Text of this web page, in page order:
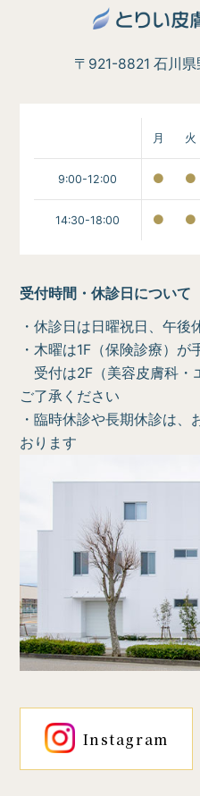
〒921-8821 石川
月 火
9:00-12:00
14:30-18:00
受付時間・休診日について
・休診日は日曜祝日、午後
・木曜は1F（保険診療）が
受付は2F（美容皮膚科・
ご了承ください
・臨時休診や長期休診は
おります
Instagram